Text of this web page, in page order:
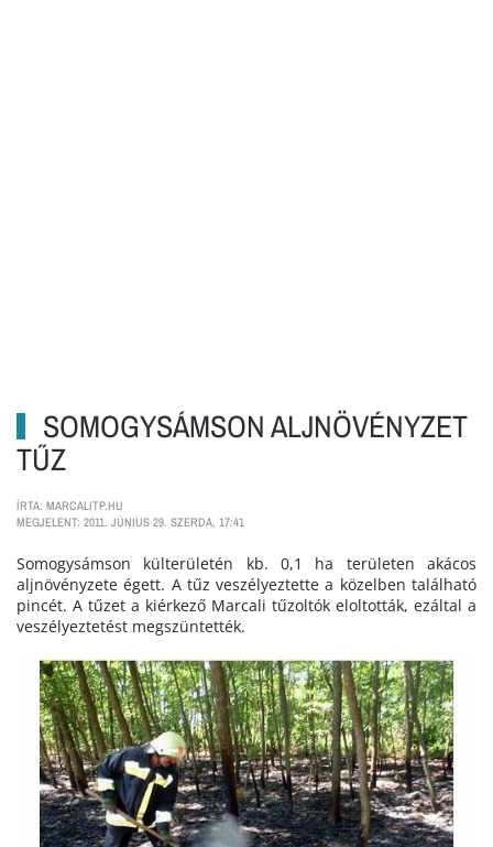
SOMOGYSÁMSON ALJNÖVÉNYZET
TŰZ
ÍRTA: MARCALITP.HU
MEGJELENT: 2011. JÚNIUS 29. SZERDA, 17:41
Somogysámson külterületén kb. 0,1 ha területen akácos
aljnövényzete égett. A tűz veszélyeztette a közelben található
pincét. A tűzet a kiérkező Marcali tűzoltók eloltották, ezáltal a
veszélyeztetést megszüntették.